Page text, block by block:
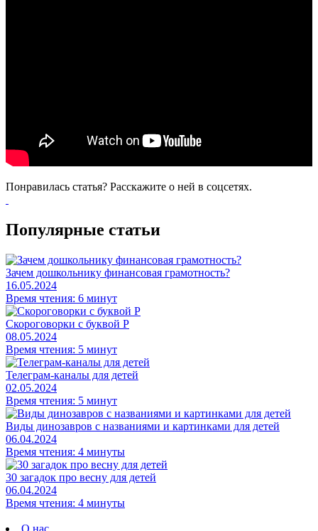
Понравилась статья? Расскажите о ней в соцсетях.
Популярные статьи
Зачем дошкольнику финансовая грамотность?
16.05.2024
Время чтения: 6 минут
Скороговорки с буквой Р
08.05.2024
Время чтения: 5 минут
Телеграм-каналы для детей
02.05.2024
Время чтения: 5 минут
Виды динозавров с названиями и картинками для детей
06.04.2024
Время чтения: 4 минуты
30 загадок про весну для детей
06.04.2024
Время чтения: 4 минуты
О нас